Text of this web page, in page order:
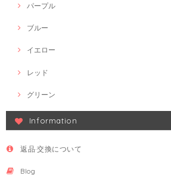
パープル
ブルー
イエロー
レッド
グリーン
Information
返品·交換について
Blog